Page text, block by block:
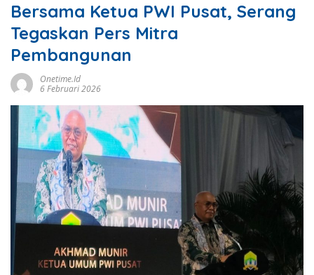
Bersama Ketua PWI Pusat, Serang
Tegaskan Pers Mitra
Pembangunan
Onetime.id
6 Februari 2026